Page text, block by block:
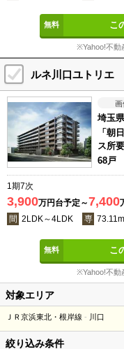
こ
※Yahoo!不動
ルネ川口ユトリエ
埼玉
「朝
ス所
68戸
1期7次
3,900万円台予定～7,400
間 2LDK～4LDK 専 73.11m
こ
※Yahoo!不動
対象エリア
ＪＲ京浜東北・根岸線 川口
絞り込み条件